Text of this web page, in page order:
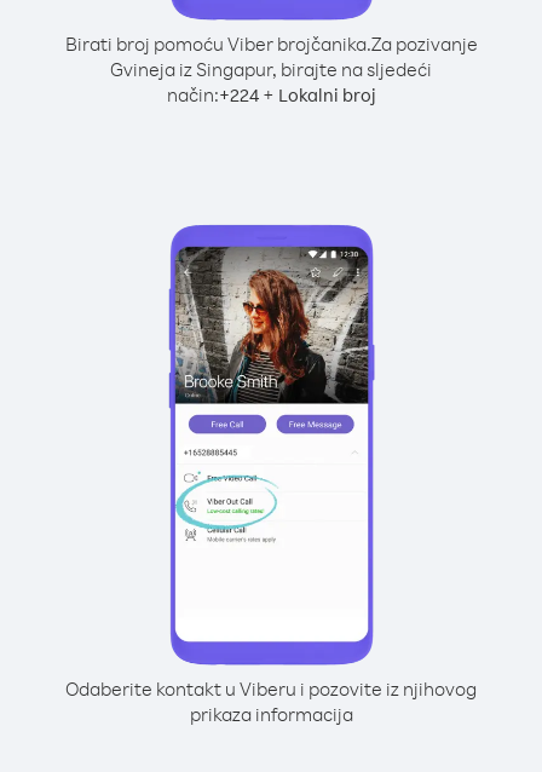
Birati broj pomoću Viber brojčanika.Za pozivanje
Gvineja iz Singapur, birajte na sljedeći
način:+224+ Lokalni broj
Odaberite kontakt u Viberu i pozovite iz njihovog
prikaza informacija